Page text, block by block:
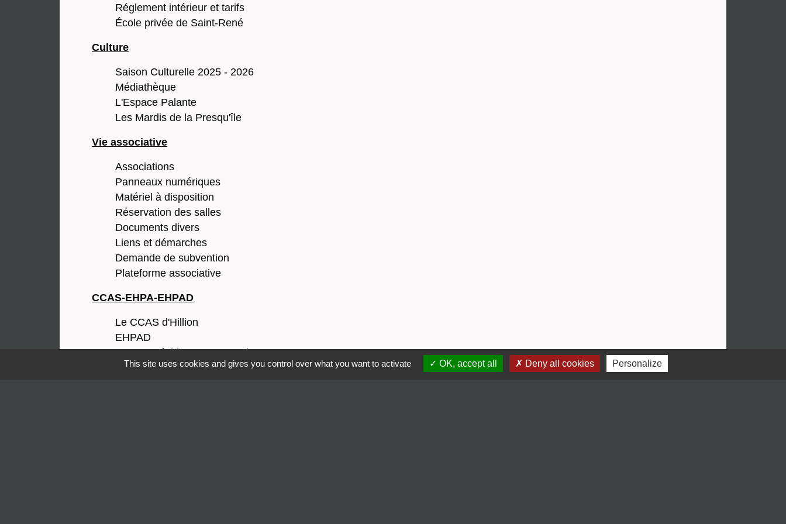
Réglement intérieur et tarifs
École privée de Saint-René
Culture
Saison Culturelle 2025 - 2026
Médiathèque
L'Espace Palante
Les Mardis de la Presqu'île
Vie associative
Associations
Panneaux numériques
Matériel à disposition
Réservation des salles
Documents divers
Liens et démarches
Demande de subvention
Plateforme associative
CCAS-EHPA-EHPAD
Le CCAS d'Hillion
EHPAD
EHPA - Résidence Autonomie
SAAD
This site uses cookies and gives you control over what you want to activate OK, accept all Deny all cookies Personalize